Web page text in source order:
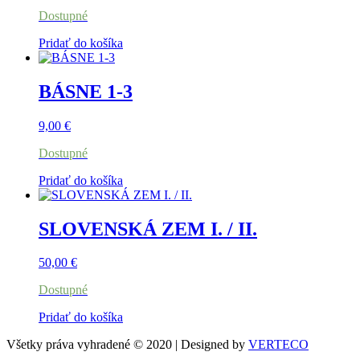
Dostupné
Pridať do košíka
BÁSNE 1-3
9,00 €
Dostupné
Pridať do košíka
SLOVENSKÁ ZEM I. / II.
50,00 €
Dostupné
Pridať do košíka
Všetky práva vyhradené © 2020 | Designed by VERTECO